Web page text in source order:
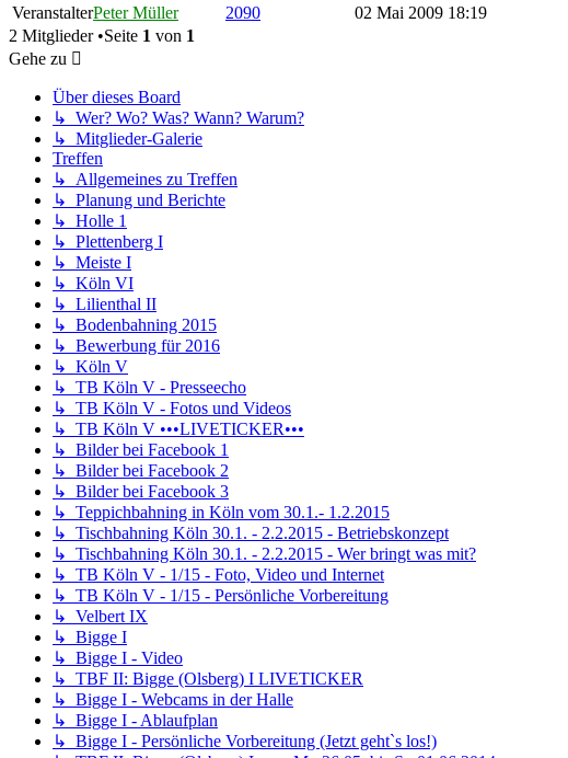
VeranstalterPeter Müller 2090
02 Mai 2009 18:19
2 Mitglieder •Seite 1 von 1
Gehe zu
Über dieses Board
↳ Wer? Wo? Was? Wann? Warum?
↳ Mitglieder-Galerie
Treffen
↳ Allgemeines zu Treffen
↳ Planung und Berichte
↳ Holle 1
↳ Plettenberg I
↳ Meiste I
↳ Köln VI
↳ Lilienthal II
↳ Bodenbahning 2015
↳ Bewerbung für 2016
↳ Köln V
↳ TB Köln V - Presseecho
↳ TB Köln V - Fotos und Videos
↳ TB Köln V •••LIVETICKER•••
↳ Bilder bei Facebook 1
↳ Bilder bei Facebook 2
↳ Bilder bei Facebook 3
↳ Teppichbahning in Köln vom 30.1.- 1.2.2015
↳ Tischbahning Köln 30.1. - 2.2.2015 - Betriebskonzept
↳ Tischbahning Köln 30.1. - 2.2.2015 - Wer bringt was mit?
↳ TB Köln V - 1/15 - Foto, Video und Internet
↳ TB Köln V - 1/15 - Persönliche Vorbereitung
↳ Velbert IX
↳ Bigge I
↳ Bigge I - Video
↳ TBF II: Bigge (Olsberg) I LIVETICKER
↳ Bigge I - Webcams in der Halle
↳ Bigge I - Ablaufplan
↳ Bigge I - Persönliche Vorbereitung (Jetzt geht`s los!)